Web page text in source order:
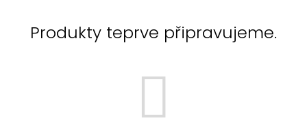
Produkty teprve připravujeme.